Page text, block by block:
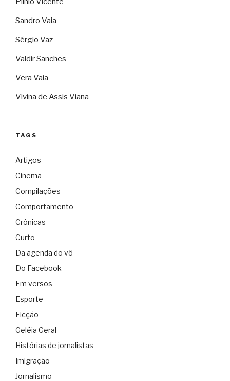
Sandro Vaia
Sérgio Vaz
Valdir Sanches
Vera Vaia
Vivina de Assis Viana
TAGS
Artigos
Cinema
Compilações
Comportamento
Crônicas
Curto
Da agenda do vô
Do Facebook
Em versos
Esporte
Ficção
Geléia Geral
Histórias de jornalistas
Imigração
Jornalismo